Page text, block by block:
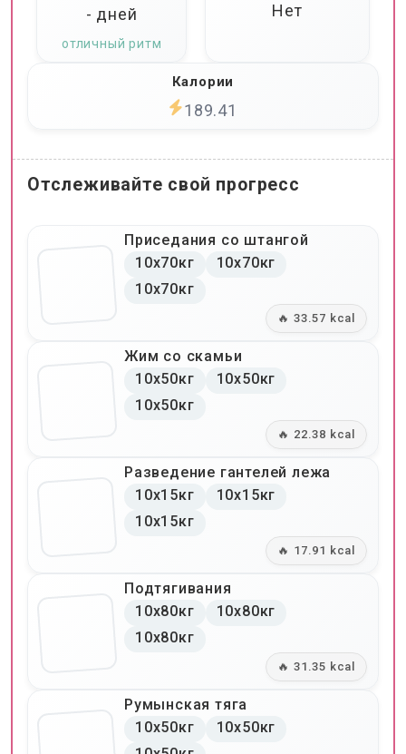
- дней
отличный ритм
Нет
Калории
189.41
Отслеживайте свой прогресс
Приседания со штангой
10x70кг
10x70кг
10x70кг
🔥 33.57 kcal
Жим со скамьи
10x50кг
10x50кг
10x50кг
🔥 22.38 kcal
Разведение гантелей лежа
10x15кг
10x15кг
10x15кг
🔥 17.91 kcal
Подтягивания
10x80кг
10x80кг
10x80кг
🔥 31.35 kcal
Румынская тяга
10x50кг
10x50кг